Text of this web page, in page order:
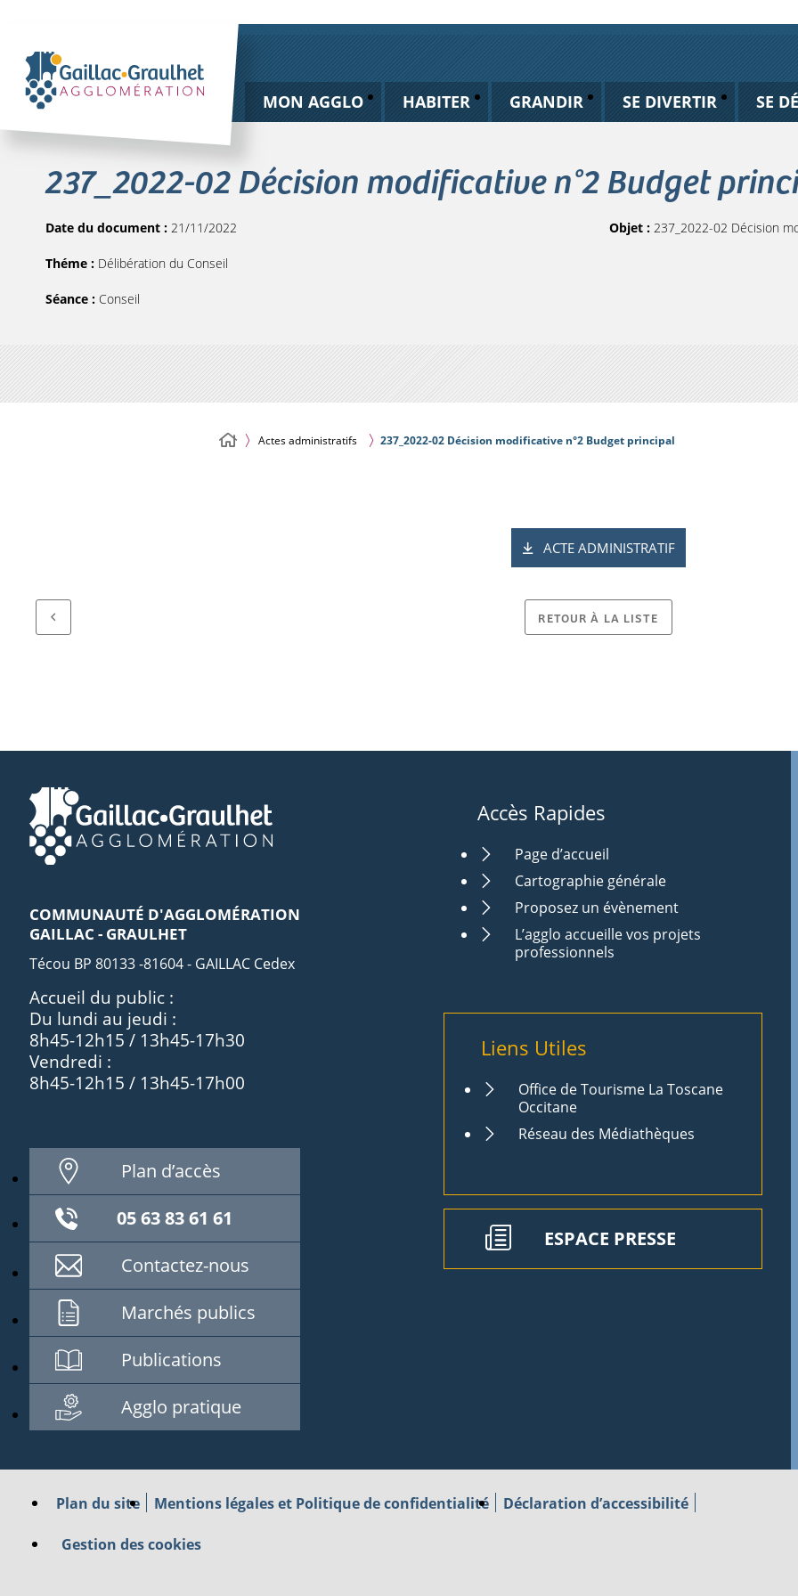
MON AGGLO HABITER GRANDIR SE DIVERTIR SE
237_2022-02 Décision modificative n°2 Budget
Date du document : 21/11/2022
Théme : Délibération du Conseil
Séance : Conseil
Objet : 237_2022-02 Décision
Actes administratifs 237_2022-02 Décision modificative n°2 Budget principal
ACTE ADMINISTRATIF
RETOUR À LA LISTE
COMMUNAUTÉ D'AGGLOMÉRATION
GAILLAC - GRAULHET
Técou BP 80133 -81604 - GAILLAC Cedex
Accueil du public :
Du lundi au jeudi :
8h45-12h15 / 13h45-17h30
Vendredi :
8h45-12h15 / 13h45-17h00
Plan d’accès
05 63 83 61 61
Contactez-nous
Marchés publics
Publications
Agglo pratique
Accès Rapides
Page d’accueil
Cartographie générale
Proposez un évènement
L’agglo accueille vos projets
professionnels
Liens Utiles
Office de Tourisme La Toscane
Occitane
Réseau des Médiathèques
ESPACE PRESSE
Plan du site Mentions légales et Politique de confidentialité Déclaration d’accessibilité
Gestion des cookies